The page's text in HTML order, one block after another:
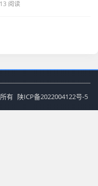
阅读
有 陕ICP备2022004122号-5